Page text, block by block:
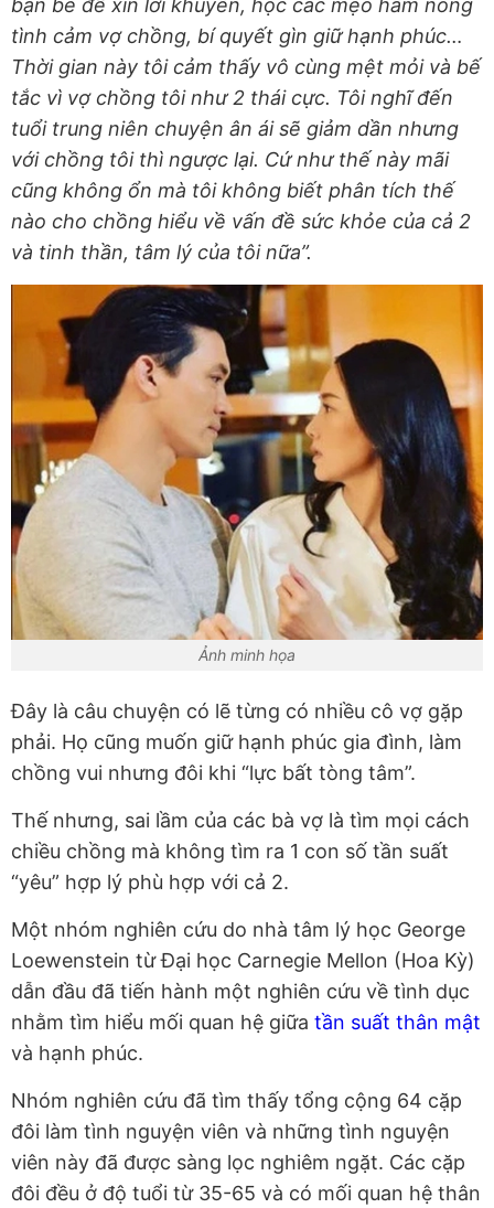
bạn bè để xin lời khuyên, học các mẹo hâm nóng
tình cảm vợ chồng, bí quyết gìn giữ hạnh phúc…
Thời gian này tôi cảm thấy vô cùng mệt mỏi và bế
tắc vì vợ chồng tôi như 2 thái cực. Tôi nghĩ đến
tuổi trung niên chuyện ân ái sẽ giảm dần nhưng
với chồng tôi thì ngược lại. Cứ như thế này mãi
cũng không ổn mà tôi không biết phân tích thế
nào cho chồng hiểu về vấn đề sức khỏe của cả 2
và tinh thần, tâm lý của tôi nữa”.
Ảnh minh họa
Đây là câu chuyện có lẽ từng có nhiều cô vợ gặp
phải. Họ cũng muốn giữ hạnh phúc gia đình, làm
chồng vui nhưng đôi khi “lực bất tòng tâm”.
Thế nhưng, sai lầm của các bà vợ là tìm mọi cách
chiều chồng mà không tìm ra 1 con số tần suất
“yêu” hợp lý phù hợp với cả 2.
Một nhóm nghiên cứu do nhà tâm lý học George
Loewenstein từ Đại học Carnegie Mellon (Hoa Kỳ)
dẫn đầu đã tiến hành một nghiên cứu về tình dục
nhằm tìm hiểu mối quan hệ giữa tần suất thân mật
và hạnh phúc.
Nhóm nghiên cứu đã tìm thấy tổng cộng 64 cặp
đôi làm tình nguyện viên và những tình nguyện
viên này đã được sàng lọc nghiêm ngặt. Các cặp
đôi đều ở độ tuổi từ 35-65 và có mối quan hệ thân